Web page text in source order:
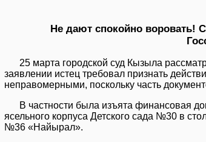
Не дают спокойно воровать!
25 марта городской суд Кызыла
заявлении истец требовал признать
неправомерными, поскольку часть
В частности была изъята финансовая
ясельного корпуса Детского сада №30 в
№36 «Найырал».